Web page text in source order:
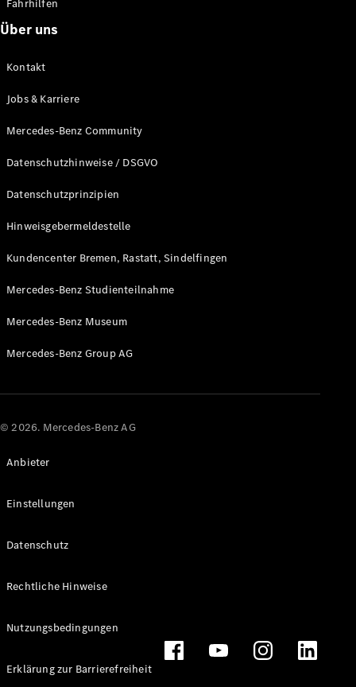
Fahrhilfen
Über uns
Kontakt
Jobs & Karriere
Mercedes-Benz Community
Datenschutzhinweise / DSGVO
Datenschutzprinzipien
Hinweisgebermeldestelle
Kundencenter Bremen, Rastatt, Sindelfingen
Mercedes-Benz Studienteilnahme
Mercedes-Benz Museum
Mercedes-Benz Group AG
© 2026. Mercedes-Benz AG
Anbieter
Einstellungen
Datenschutz
Rechtliche Hinweise
Nutzungsbedingungen
Erklärung zur Barrierefreiheit